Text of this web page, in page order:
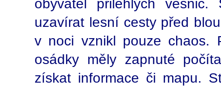
obyvatel přilehlých
uzavírat lesní cesty před
v noci vznikl pouze chaos.
osádky měly zapnuté
získat informace či mapu.